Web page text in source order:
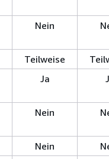
Nein
Teilweise
Ja
Nein
Nein